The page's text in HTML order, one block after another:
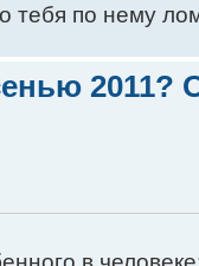
тебя по нему
2011?